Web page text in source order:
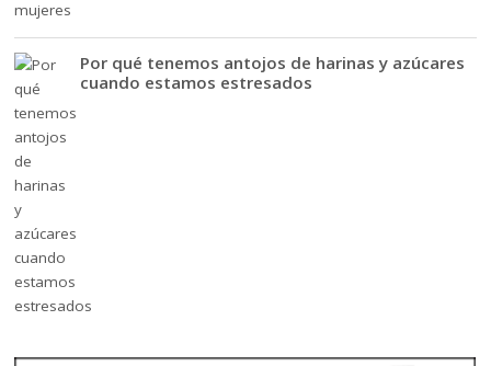
Por qué tenemos antojos de harinas y azúcares
cuando estamos estresados